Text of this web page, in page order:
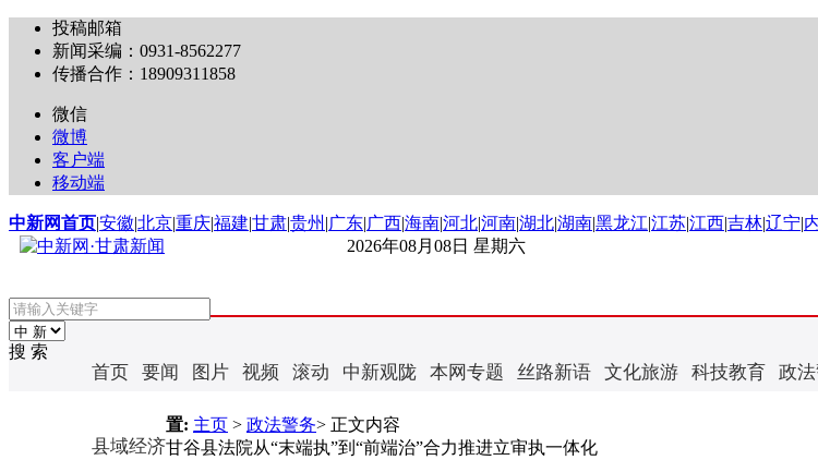
投稿邮箱
新闻采编：0931-8562277
传播合作：18909311858
微信
微博
客户端
移动端
中新网首页|安徽|北京|重庆|福建|甘肃|贵州 |广东|广西|海南|河北|河南|湖北|湖南|黑龙江|江苏|江西|吉林|辽宁|
2026年08月08日 星期六
搜 索
首页 要闻 图片 视频 滚动 中新观陇 本网专题 丝路新语 文化旅游 科技教育 政
县域经济
置: 主页 > 政法警务> 正文内容
甘谷县法院从“末端执”到“前端治”合力推进立审执一体化